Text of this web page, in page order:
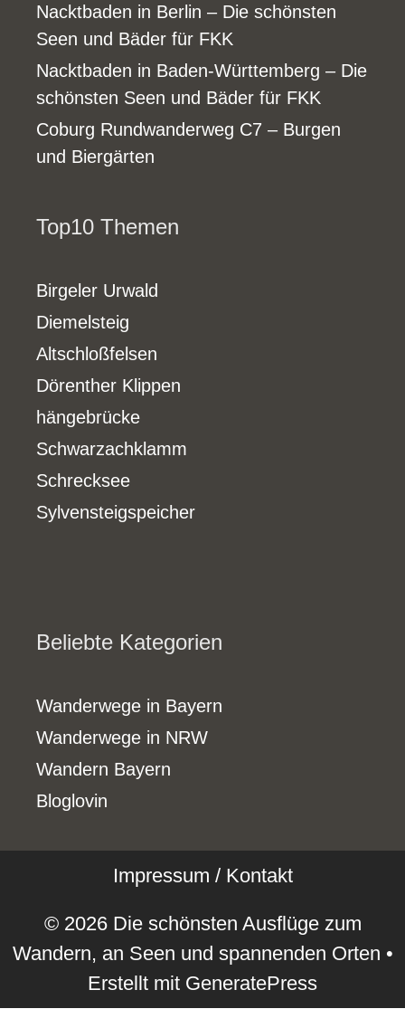
Nacktbaden in Berlin – Die schönsten
Seen und Bäder für FKK
Nacktbaden in Baden-Württemberg – Die
schönsten Seen und Bäder für FKK
Coburg Rundwanderweg C7 – Burgen
und Biergärten
Top10 Themen
Birgeler Urwald
Diemelsteig
Altschloßfelsen
Dörenther Klippen
hängebrücke
Schwarzachklamm
Schrecksee
Sylvensteigspeicher
Beliebte Kategorien
Wanderwege in Bayern
Wanderwege in NRW
Wandern Bayern
Bloglovin
Impressum / Kontakt
© 2026 Die schönsten Ausflüge zum
Wandern, an Seen und spannenden Orten •
Erstellt mit GeneratePress